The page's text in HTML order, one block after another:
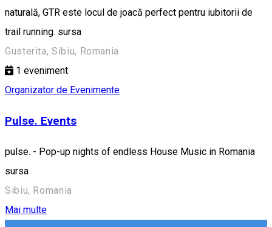
naturală, GTR este locul de joacă perfect pentru iubitorii de
trail running. sursa
Gusterita, Sibiu, Romania
1 eveniment
Organizator de Evenimente
Pulse. Events
pulse. - Pop-up nights of endless House Music in Romania
sursa
Sibiu, Romania
Mai multe